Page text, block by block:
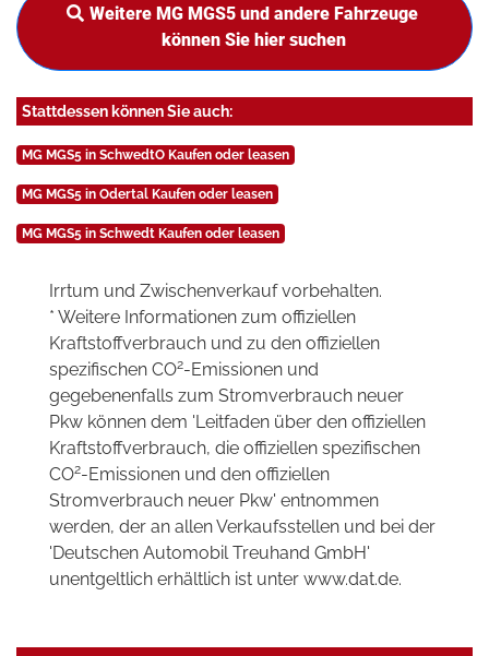
Weitere MG MGS5 und andere Fahrzeuge
können Sie hier suchen
Stattdessen können Sie auch:
MG MGS5 in SchwedtO Kaufen oder leasen
MG MGS5 in Odertal Kaufen oder leasen
MG MGS5 in Schwedt Kaufen oder leasen
Irrtum und Zwischenverkauf vorbehalten.
* Weitere Informationen zum offiziellen
Kraftstoffverbrauch und zu den offiziellen
spezifischen CO2-Emissionen und
gegebenenfalls zum Stromverbrauch neuer
Pkw können dem 'Leitfaden über den offiziellen
Kraftstoffverbrauch, die offiziellen spezifischen
CO2-Emissionen und den offiziellen
Stromverbrauch neuer Pkw' entnommen
werden, der an allen Verkaufsstellen und bei der
'Deutschen Automobil Treuhand GmbH'
unentgeltlich erhältlich ist unter www.dat.de.